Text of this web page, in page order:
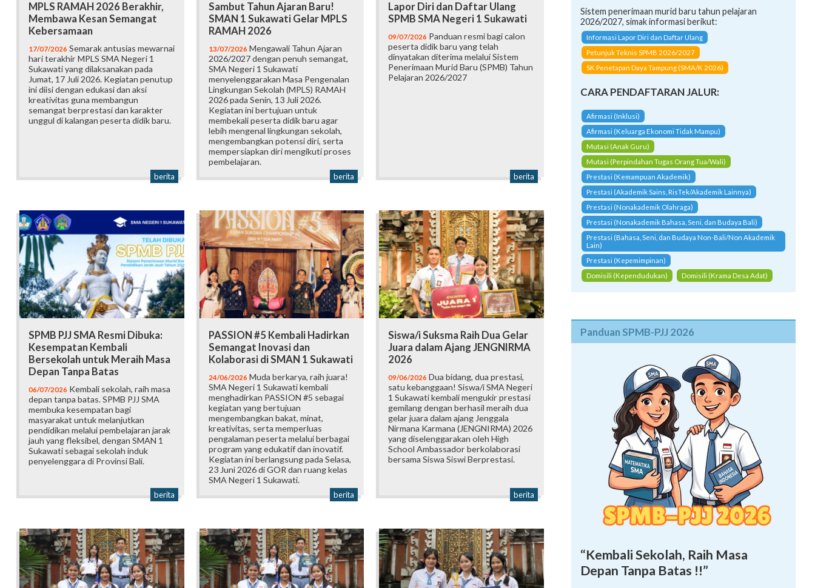
MPLS RAMAH 2026 Berakhir,
Membawa Kesan Semangat
Kebersamaan
17/07/2026 Semarak antusias mewarnai
hari terakhir MPLS SMA Negeri 1
Sukawati yang dilaksanakan pada
Jumat, 17 Juli 2026. Kegiatan penutup
ini diisi dengan edukasi dan aksi
kreativitas guna membangun
semangat berprestasi dan karakter
unggul di kalangan peserta didik baru.
berita
Sambut Tahun Ajaran Baru!
SMAN 1 Sukawati Gelar MPLS
RAMAH 2026
13/07/2026 Mengawali Tahun Ajaran
2026/2027 dengan penuh semangat,
SMA Negeri 1 Sukawati
menyelenggarakan Masa Pengenalan
Lingkungan Sekolah (MPLS) RAMAH
2026 pada Senin, 13 Juli 2026.
Kegiatan ini bertujuan untuk
membekali peserta didik baru agar
lebih mengenal lingkungan sekolah,
mengembangkan potensi diri, serta
mempersiapkan diri mengikuti proses
pembelajaran.
berita
Lapor Diri dan Daftar Ulang
SPMB SMA Negeri 1 Sukawati
09/07/2026 Panduan resmi bagi calon
peserta didik baru yang telah
dinyatakan diterima melalui Sistem
Penerimaan Murid Baru (SPMB) Tahun
Pelajaran 2026/2027
berita
SPMB PJJ SMA Resmi Dibuka:
Kesempatan Kembali
Bersekolah untuk Meraih Masa
Depan Tanpa Batas
06/07/2026 Kembali sekolah, raih masa
depan tanpa batas. SPMB PJJ SMA
membuka kesempatan bagi
masyarakat untuk melanjutkan
pendidikan melalui pembelajaran jarak
jauh yang fleksibel, dengan SMAN 1
Sukawati sebagai sekolah induk
penyelenggara di Provinsi Bali.
berita
PASSION #5 Kembali Hadirkan
Semangat Inovasi dan
Kolaborasi di SMAN 1 Sukawati
24/06/2026 Muda berkarya, raih juara!
SMA Negeri 1 Sukawati kembali
menghadirkan PASSION #5 sebagai
kegiatan yang bertujuan
mengembangkan bakat, minat,
kreativitas, serta memperluas
pengalaman peserta melalui berbagai
program yang edukatif dan inovatif.
Kegiatan ini berlangsung pada Selasa,
23 Juni 2026 di GOR dan ruang kelas
SMA Negeri 1 Sukawati.
berita
Siswa/i Suksma Raih Dua Gelar
Juara dalam Ajang JENGNIRMA
2026
09/06/2026 Dua bidang, dua prestasi,
satu kebanggaan! Siswa/i SMA Negeri
1 Sukawati kembali mengukir prestasi
gemilang dengan berhasil meraih dua
gelar juara dalam ajang Jenggala
Nirmana Karmana (JENGNIRMA) 2026
yang diselenggarakan oleh High
School Ambassador berkolaborasi
bersama Siswa Siswi Berprestasi.
berita
Sistem penerimaan murid baru tahun pelajaran
2026/2027, simak informasi berikut:
Informasi Lapor Diri dan Daftar Ulang
Petunjuk Teknis SPMB 2026/2027
SK Penetapan Daya Tampung (SMA/K 2026)
CARA PENDAFTARAN JALUR:
Afirmasi (Inklusi)
Afirmasi (Keluarga Ekonomi Tidak Mampu)
Mutasi (Anak Guru)
Mutasi (Perpindahan Tugas Orang Tua/Wali)
Prestasi (Kemampuan Akademik)
Prestasi (Akademik Sains, RisTek/Akademik Lainnya)
Prestasi (Nonakademik Olahraga)
Prestasi (Nonakademik Bahasa, Seni, dan Budaya Bali)
Prestasi (Bahasa, Seni, dan Budaya Non-Bali/Non Akademik
Lain)
Prestasi (Kepemimpinan)
Domisili (Kependudukan)
Domisili (Krama Desa Adat)
Panduan SPMB-PJJ 2026
“Kembali Sekolah, Raih Masa
Depan Tanpa Batas !!”